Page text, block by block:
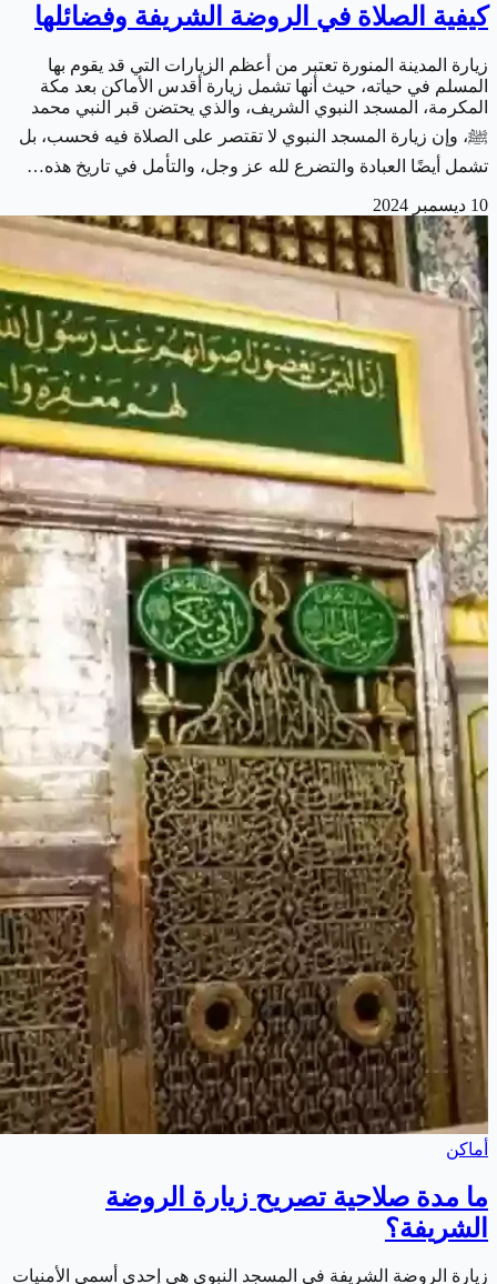
كيفية الصلاة في الروضة الشريفة وفضائلها
زيارة المدينة المنورة تعتبر من أعظم الزيارات التي قد يقوم بها
المسلم في حياته، حيث أنها تشمل زيارة أقدس الأماكن بعد مكة
المكرمة، المسجد النبوي الشريف، والذي يحتضن قبر النبي محمد
ﷺ، وإن زيارة المسجد النبوي لا تقتصر على الصلاة فيه فحسب، بل
تشمل أيضًا العبادة والتضرع لله عز وجل، والتأمل في تاريخ هذه…
10 ديسمبر 2024
أماكن
ما مدة صلاحية تصريح زيارة الروضة
الشريفة؟
زيارة الروضة الشريفة في المسجد النبوي هي إحدى أسمى الأمنيات